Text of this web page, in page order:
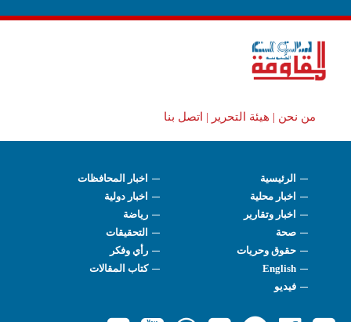
من نحن | هيئة التحرير | اتصل بنا
الرئيسية
اخبار المحافظات
اخبار محلية
اخبار دولية
اخبار وتقارير
رياضة
صحة
التحقيقات
حقوق وحريات
رأي وفكر
English
كتاب المقالات
فيديو